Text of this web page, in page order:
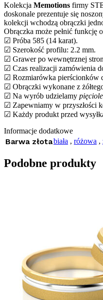
Kolekcja Memotions firmy
doskonale prezentuje się
kolekcji wchodzą obrączki
Obrączka może pełnić funkcję
☑ Próba 585 (14 karat).
☑ Szerokość profilu: 2.2 mm.
☑ Grawer po wewnętrznej
☑ Czas realizacji zamówienia
☑ Rozmiarówka pierścionków
☑ Obrączki wykonane z
☑ Na wyrób udzielamy
☑ Zapewniamy w przyszłości
☑ Każdy produkt przed
Informacje dodatkowe
Barwa złotabiała , różowa ,
Podobne produkty